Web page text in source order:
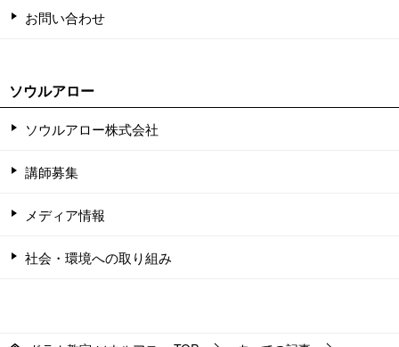
お問い合わせ
ソウルアロー
ソウルアロー株式会社
講師募集
メディア情報
社会・環境への取り組み